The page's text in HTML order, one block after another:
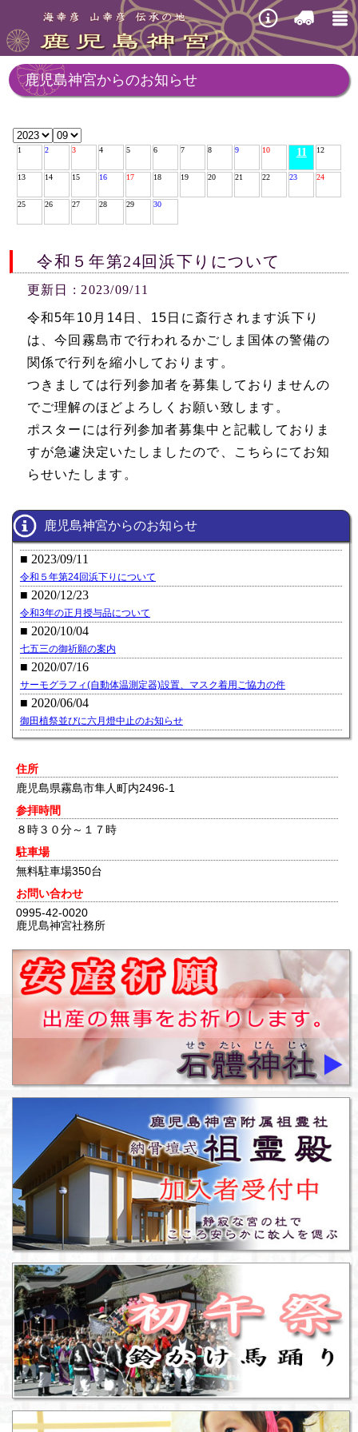
〒899－5116
TEL 0995－42－0020 FAX 0995－43
－7797
イ
ンフ
ォメ
ョン
交
通機
関の
内
鹿児島神宮からのお知らせ
1 2 3 4 5 6 7 8 9 10 11 12
13 14 15 16 17 18 19 20 21 22 23 24
25 26 27 28 29 30
令和５年第24回浜下りについて
更新日 : 2023/09/11
令和5年10月14日、15日に斎行されます浜下り
は、今回霧島市で行われるかごしま国体の警備の
関係で行列を縮小しております。
つきましては行列参加者を募集しておりませんの
でご理解のほどよろしくお願い致します。
ポスターには行列参加者募集中と記載しておりま
すが急遽決定いたしましたので、こちらにてお知
らせいたします。
鹿児島神宮からのお知らせ
■ 2023/09/11
令和５年第24回浜下りについて
■ 2020/12/23
令和3年の正月授与品について
■ 2020/10/04
七五三の御祈願の案内
■ 2020/07/16
サーモグラフィ(自動体温測定器)設置、マスク着用ご協力の件
■ 2020/06/04
御田植祭並びに六月燈中止のお知らせ
住所
鹿児島県霧島市隼人町内2496-1
参拝時間
８時３０分～１７時
駐車場
無料駐車場350台
お問い合わせ
0995-42-0020
鹿児島神宮社務所